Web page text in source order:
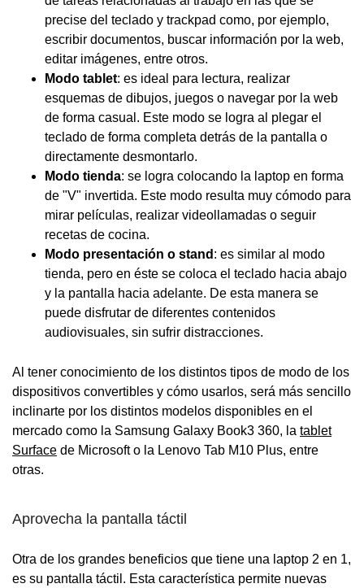
precise del teclado y trackpad como, por ejemplo,
escribir documentos, buscar información por la web,
editar imágenes, entre otros.
Modo tablet: es ideal para lectura, realizar
esquemas de dibujos, juegos o navegar por la web
de forma casual. Este modo se logra al plegar el
teclado de forma completa detrás de la pantalla o
directamente desmontarlo.
Modo tienda: se logra colocando la laptop en forma
de "V" invertida. Este modo resulta muy cómodo para
mirar películas, realizar videollamadas o seguir
recetas de cocina.
Modo presentación o stand : es similar al modo
tienda, pero en éste se coloca el teclado hacia abajo
y la pantalla hacia adelante. De esta manera se
puede disfrutar de diferentes contenidos
audiovisuales, sin sufrir distracciones.
Al tener conocimiento de los distintos tipos de modo de los
dispositivos convertibles y cómo usarlos, será más sencillo
inclinarte por los distintos modelos disponibles en el
mercado como la Samsung Galaxy Book3 360, la tablet
Surface de Microsoft o la Lenovo Tab M10 Plus, entre
otras.
Aprovecha la pantalla táctil
Otra de los grandes beneficios que tiene una laptop 2 en 1,
es su pantalla táctil. Esta característica permite nuevas